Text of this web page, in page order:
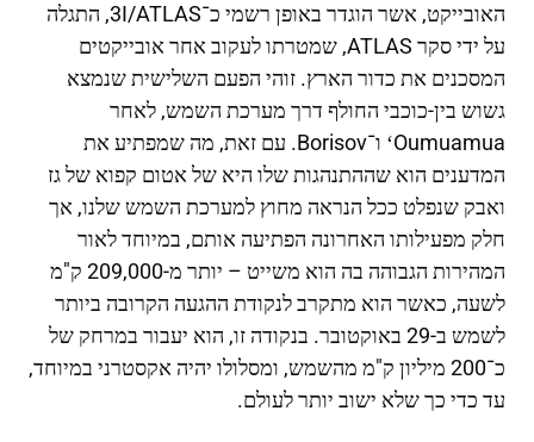
האובייקט, אשר הוגדר באופן רשמי כ־3I/ATLAS, התגלה
על ידי סקר ATLAS, שמטרתו לעקוב אחר אובייקטים
המסכנים את כדור הארץ. זוהי הפעם השלישית שנמצא
גשוש בין-כוכבי החולף דרך מערכת השמש, לאחר
ʻOumuamua ו־Borisov. עם זאת, מה שמפתיע את
המדענים הוא שההתנהגות שלו היא של אטום קפוא של גז
ואבק שנפלט ככל הנראה מחוץ למערכת השמש שלנו, אך
חלק מפעילותו האחרונה הפתיעה אותם, במיוחד לאור
המהירות הגבוהה בה הוא משייט – יותר מ-209,000 ק"מ
לשעה, כאשר הוא מתקרב לנקודת ההגעה הקרובה ביותר
לשמש ב-29 באוקטובר. בנקודה זו, הוא יעבור במרחק של
כ־200 מיליון ק"מ מהשמש, ומסלולו יהיה אקסטרני במיוחד,
עד כדי כך שלא ישוב יותר לעולם.